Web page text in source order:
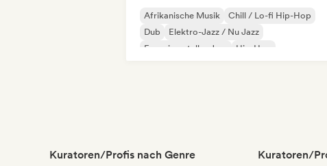
Afrikanische Musik
Chill / Lo-fi Hip-Hop
Dub
Elektro-Jazz / Nu Jazz
Experimenteller Jazz
Hip-Hop
Kuratoren/Profis nach Genre Kuratoren/